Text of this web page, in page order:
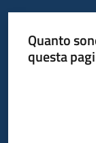
Piani
Programmi
Quanto
questa